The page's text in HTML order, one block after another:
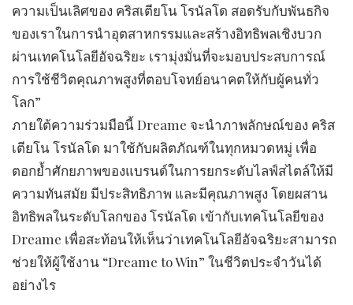
ความเป็นเลิศของ คริสเตียโน โรนัลโด สอดรับกับพันธกิจ
ของเราในการนำอุตสาหกรรมและสร้างอิทธิพลเชิงบวก
ผ่านเทคโนโลยีอัจฉริยะ เรามุ่งมั่นที่จะมอบประสบการณ์
การใช้ชีวิตคุณภาพสูงที่ตอบโจทย์อนาคตให้กับผู้คนทั่ว
โลก”
ภายใต้ความร่วมมือนี้ Dreame จะนำภาพลักษณ์ของ คริส
เตียโน โรนัลโด มาใช้กับผลิตภัณฑ์ในทุกหมวดหมู่ เพื่อ
ตอกย้ำศักยภาพของแบรนด์ในการยกระดับไลฟ์สไตล์ให้มี
ความทันสมัย มีประสิทธิภาพ และมีคุณภาพสูง โดยผสาน
อิทธิพลในระดับโลกของ โรนัลโด เข้ากับเทคโนโลยีของ
Dreame เพื่อสะท้อนให้เห็นว่าเทคโนโลยีอัจฉริยะสามารถ
ช่วยให้ผู้ใช้งาน “Dreame to Win” ในชีวิตประจำวันได้
อย่างไร